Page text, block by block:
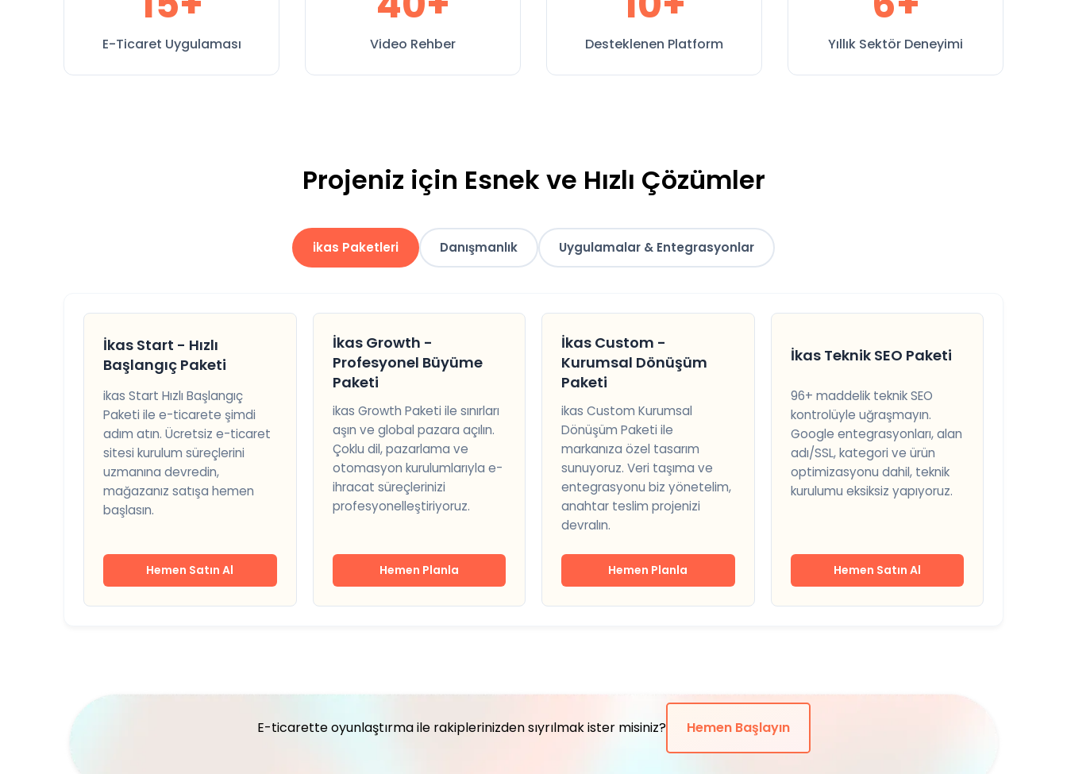
E-Ticaret Uygulaması Video Rehber Desteklenen Platform Yıllık Sektör Deneyimi
Projeniz için Esnek ve Hızlı Çözümler
ikas Paketleri Danışmanlık Uygulamalar & Entegrasyonlar
İkas Start - Hızlı
Başlangıç Paketi
ikas Start Hızlı Başlangıç
Paketi ile e-ticarete şimdi
adım atın. Ücretsiz e-ticaret
sitesi kurulum süreçlerini
uzmanına devredin,
mağazanız satışa hemen
başlasın.
Hemen Satın Al
İkas Growth -
Profesyonel Büyüme
Paketi
ikas Growth Paketi ile sınırları
aşın ve global pazara açılın.
Çoklu dil, pazarlama ve
otomasyon kurulumlarıyla e-
ihracat süreçlerinizi
profesyonelleştiriyoruz.
Hemen Planla
İkas Custom -
Kurumsal Dönüşüm
Paketi
ikas Custom Kurumsal
Dönüşüm Paketi ile
markanıza özel tasarım
sunuyoruz. Veri taşıma ve
entegrasyonu biz yönetelim,
anahtar teslim projenizi
devralın.
Hemen Planla
İkas Teknik SEO Paketi
96+ maddelik teknik SEO
kontrolüyle uğraşmayın.
Google entegrasyonları, alan
adı/SSL, kategori ve ürün
optimizasyonu dahil, teknik
kurulumu eksiksiz yapıyoruz.
Hemen Satın Al
E-ticarette oyunlaştırma ile rakiplerinizden sıyrılmak ister misiniz? Hemen Başlayın